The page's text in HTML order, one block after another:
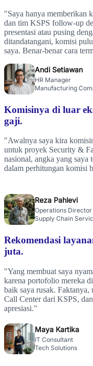
"Saya hanya memberikan
dan tim KSPS follow-up
presentasi atau pusing
ditandatangani, komisi
saya. Benar-benar cara
Andi Setiawan
HR Manager
Manufacturing
Komisinya di luar
gaji.
"Awalnya saya kira
untuk proyek Security &
nasional, angka yang saya
dalam perhitungan komisi
Reza Pahlevi
Operations Director
Supply Chain
Rekomendasi
juta.
"Yang membuat saya
karena portofolio mereka
baik saya rusak. Faktanya,
Call Center dari KSPS,
apresiasi."
Maya Kartika
IT Consultant
Tech Solutions